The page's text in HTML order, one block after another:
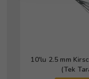
10'lu 2.5 mm
(Tek